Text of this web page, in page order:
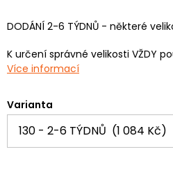
DODÁNÍ 2-6 TÝDNŮ - některé
K určení správné velikosti VŽDY
Více informací
Varianta